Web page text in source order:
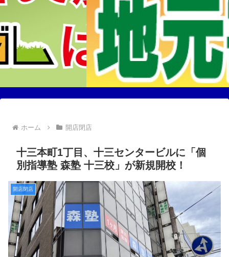
ホーム 開店閉店
十三本町1丁目、十三センタービルに「個
別指導塾 森塾 十三校」が新規開校！
開店閉店